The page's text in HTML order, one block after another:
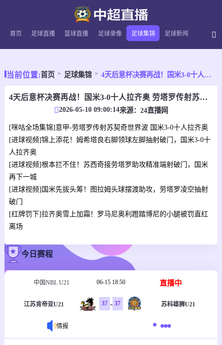
首页 足球直播 篮球直播 足球录像 足球集锦 足球新闻
当前位置:首页 足球集锦 4天后意杯决赛再战！国米3-0十人拉齐奥 劳塔罗传射苏契奇世界波
4天后意杯决赛再战！国米3-0十人拉齐奥 劳塔罗传射苏契奇世界波
2026-05-10 09:00:14来源： 24直播网
[咪咕全场集锦]意甲-劳塔罗传射苏契奇世界波 国米3-0十人拉齐奥
[进球视频]锦上添花！姆希塔良右脚领球左脚抽射破门，国米3-0十
人拉齐奥
[进球视频]根本拦不住！苏西奇接劳塔罗助攻精准端射破门，国米
再下一城
[进球视频]国米先拔头筹！图拉姆头球摆渡助攻，劳塔罗凌空抽射
破门
[红牌罚下]拉齐奥雪上加霜！罗马尼奥利蹬踏博尼的小腿被罚直红
离场
今日赛程
中国NBL U21 06-15 18:50 直播中
江苏肯帝亚U21 37 - 37 苏科雄狮U21
情报